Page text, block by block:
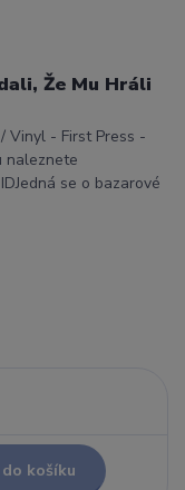
Že Mu Hráli
Vinyl - First Press -
naleznete
se o bazarové
košíku